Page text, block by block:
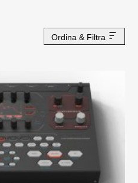
Ordina & Filtra